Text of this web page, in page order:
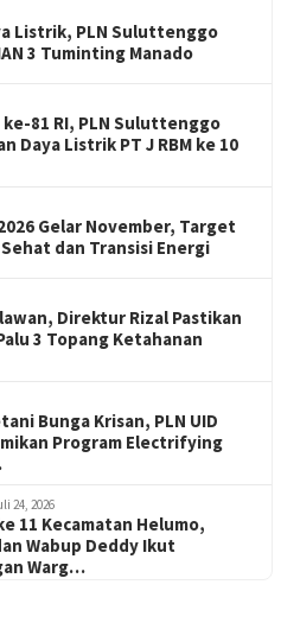
Listrik, PLN Suluttenggo
3 Tuminting Manado
ke-81 RI, PLN Suluttenggo
Daya Listrik PT J RBM ke 10
Gelar November, Target
dan Transisi Energi
Direktur Rizal Pastikan
3 Topang Ketahanan
Bunga Krisan, PLN UID
Program Electrifying
24, 2026
11 Kecamatan Helumo,
Wabup Deddy Ikut
Warg…